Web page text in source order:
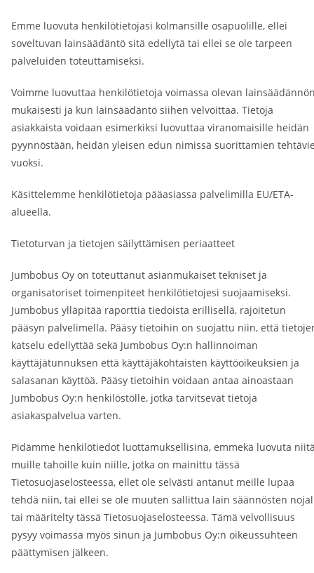
Emme luovuta henkilötietojasi kolmansille osapuolille, ellei
soveltuvan lainsäädäntö sitä edellytä tai ellei se ole tarpeen
palveluiden toteuttamiseksi.
Voimme luovuttaa henkilötietoja voimassa olevan
mukaisesti ja kun lainsäädäntö siihen velvoittaa. Tietoja
asiakkaista voidaan esimerkiksi luovuttaa viranomaisille heidän
pyynnöstään, heidän yleisen edun nimissä suorittamien
vuoksi.
Käsittelemme henkilötietoja pääasiassa palvelimilla EU/ETA-
alueella.
Tietoturvan ja tietojen säilyttämisen periaatteet
Jumbobus Oy on toteuttanut asianmukaiset tekniset ja
organisatoriset toimenpiteet henkilötietojesi suojaamiseksi.
Jumbobus ylläpitää raporttia tiedoista erillisellä, rajoitetun
pääsyn palvelimella. Pääsy tietoihin on suojattu niin, että
katselu edellyttää sekä Jumbobus Oy:n hallinnoiman
käyttäjätunnuksen että käyttäjäkohtaisten käyttöoikeuksien ja
salasanan käyttöä. Pääsy tietoihin voidaan antaa ainoastaan
Jumbobus Oy:n henkilöstölle, jotka tarvitsevat tietoja
asiakaspalvelua varten.
Pidämme henkilötiedot luottamuksellisina, emmekä luovuta
muille tahoille kuin niille, jotka on mainittu tässä
Tietosuojaselosteessa, ellet ole selvästi antanut meille lupaa
tehdä niin, tai ellei se ole muuten sallittua lain säännösten
tai määritelty tässä Tietosuojaselosteessa. Tämä velvollisuus
pysyy voimassa myös sinun ja Jumbobus Oy:n oikeussuhteen
päättymisen jälkeen.